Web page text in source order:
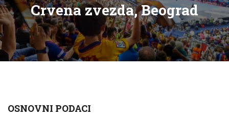
Crvena zvezda, Beograd
OSNOVNI PODACI